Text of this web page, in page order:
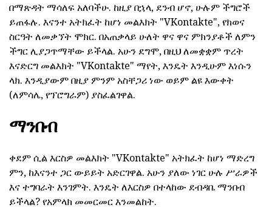
በማጽዳት ማሳለፍ አለባችሁ. ከዚያ በኋላ, ደንብ ሆኖ, ሁሉም ችግሮች
ይጠፋሉ. እናንተ አትክፈት ከሆነ መልእክት "VKontakte", የክወና
ስርዓት ለመቃኘት ሞክር. በአጠቃላይ ሁለት ዋና ዋና ምክንያቶች ለምን
ችግር ሊያጋጥማቸው ይችላል. አሁን ደግሞ, በዚህ ለመቋቋም ጥረት
እናድርግ መልእክት "VKontakte" ማየት, እንዴት እንዲሁም እነሱን
ላክ. እንዲያውም በዚያ ምንም አስቸጋሪ ነው ወይም ልዩ እውቀት
(ለምሳሌ, የፕሮግራም) ያስፈልገዋል.
ማንበብ
ቀደም ሲል እርስዎ መልእክት "VKontakte" አትክፈት ከሆነ ማድረግ
ምን, ከእናንተ ጋር ውይይት አድርገዋል. አሁን ያለው ነገር ሁሉ ሥራዎች
እና ተግባራት እንገምት. እንዴት ለእርስዎ በተላከው ደብዳቤ ማንበብ
ይችላል? የአምላክ መመርመር እንመልከት.